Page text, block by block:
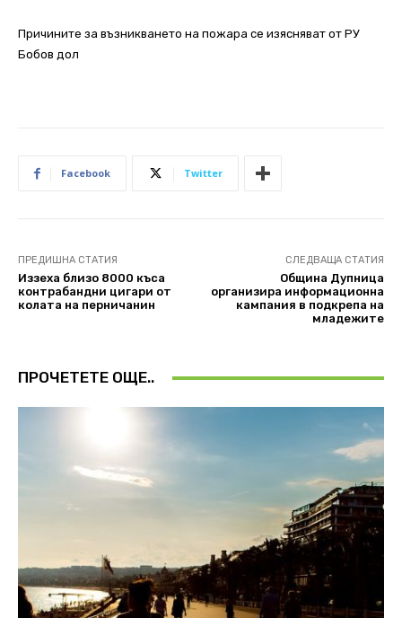
Причините за възникването на пожара се изясняват от РУ
Бобов дол
Facebook Twitter
ПРЕДИШНА СТАТИЯ
Иззеха близо 8000 къса
контрабандни цигари от
колата на перничанин
СЛЕДВАЩА СТАТИЯ
Община Дупница
организира информационна
кампания в подкрепа на
младежите
ПРОЧЕТЕТЕ ОЩЕ..